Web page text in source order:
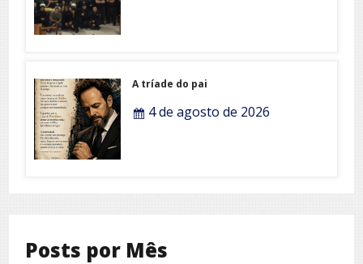
A tríade do pai
4 de agosto de 2026
Posts por Mês